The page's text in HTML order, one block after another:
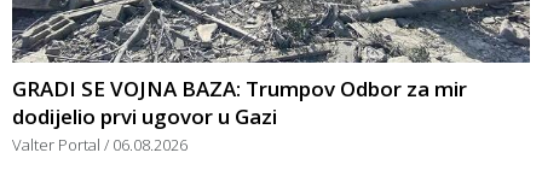
GRADI SE VOJNA BAZA: Trumpov Odbor za mir
dodijelio prvi ugovor u Gazi
Valter Portal 06.08.2026